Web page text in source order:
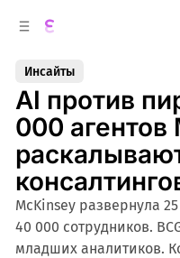
Инсайты
AI против
000 агентов
McKinsey развернула
40 000 сотрудников.
младших аналитиков.